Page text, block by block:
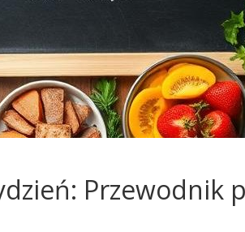
Przewodnik